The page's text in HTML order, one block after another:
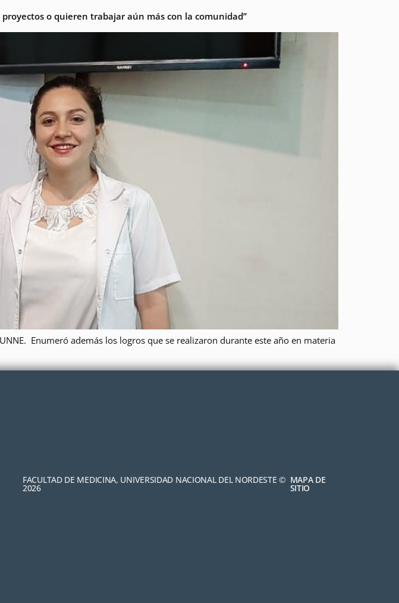
o quieren trabajar aún más con la comunidad”
Enumeró además los logros que se realizaron durante este año en materia
FACULTAD DE MEDICINA, UNIVERSIDAD NACIONAL DEL NORDESTE ©
2026
MAPA DE
SITIO